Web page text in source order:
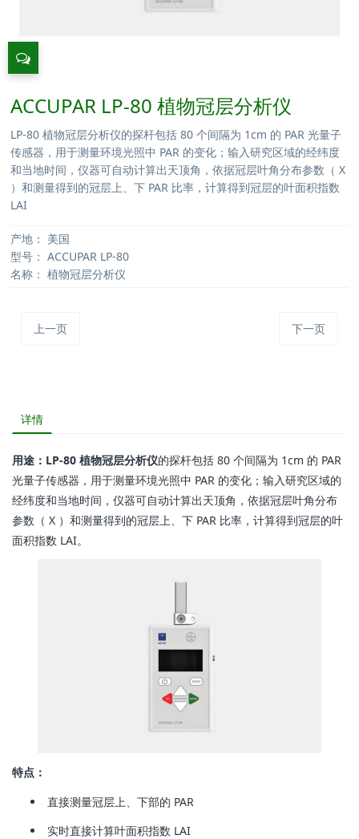
ACCUPAR LP-80 植物冠层分析仪
LP-80 植物冠层分析仪的探杆包括 80 个间隔为 1cm 的 PAR 光量子
传感器，用于测量环境光照中 PAR 的变化；输入研究区域的经纬度
和当地时间，仪器可自动计算出天顶角，依据冠层叶角分布参数（ X
）和测量得到的冠层上、下 PAR 比率，计算得到冠层的叶面积指数
LAI
产地： 美国
型号： ACCUPAR LP-80
名称： 植物冠层分析仪
上一页 下一页
详情
用途：LP-80 植物冠层分析仪的探杆包括 80 个间隔为 1cm 的 PAR
光量子传感器，用于测量环境光照中 PAR 的变化；输入研究区域的
经纬度和当地时间，仪器可自动计算出天顶角，依据冠层叶角分布
参数（ X ）和测量得到的冠层上、下 PAR 比率，计算得到冠层的叶
面积指数 LAI。
特点：
直接测量冠层上、下部的 PAR
实时直接计算叶面积指数 LAI